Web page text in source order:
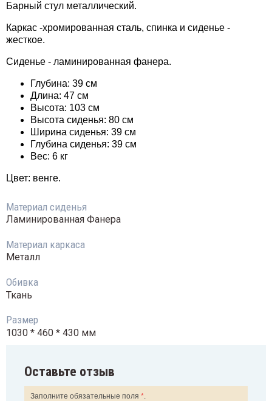
Барный стул металлический.
Каркас -хромированная сталь, спинка и сиденье -
жесткое.
Сиденье - ламинированная фанера.
Глубина: 39 см
Длина: 47 см
Высота: 103 см
Высота сиденья: 80 см
Ширина сиденья: 39 см
Глубина сиденья: 39 см
Вес: 6 кг
Цвет: венге.
Материал сиденья
Ламинированная Фанера
Материал каркаса
Металл
Обивка
Ткань
Размер
1030 * 460 * 430 мм
Оставьте отзыв
Заполните обязательные поля *